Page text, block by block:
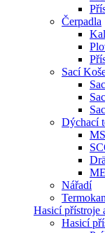
Čerpadla
Sací
Dýchací
Nářadí
Hasicí přístroje
Hasicí